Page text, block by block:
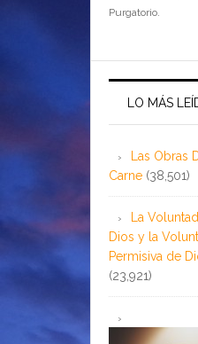
Purgatorio.
LO MÁS
Las Obras
Carne (38,501)
La
Dios y la
Permisiva de
(23,921)